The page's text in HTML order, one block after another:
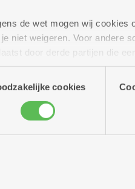
de wet mogen wij cookies
je niet weigeren. Voor andere
door derde partijen die
gebruik van
met andere informatie
cookies
2026